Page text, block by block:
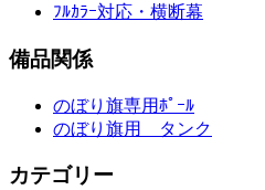
ﾌﾙｶﾗｰ対応・横断幕
備品関係
のぼり旗専用ﾎﾟｰﾙ
のぼり旗用 タンク
カテゴリー